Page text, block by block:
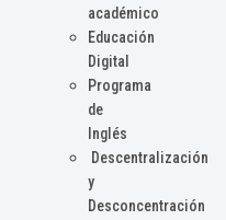
académico
Educación
Digital
Programa
de
Inglés
Descentralización
y
Desconcentración